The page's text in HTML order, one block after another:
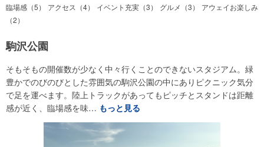
臨場感（5） アクセス（4） イベント充実（3） グルメ（3）
アウェイお楽しみ
（2）
駒沢公園
そもそもの開催数が少なく中々行くことのできないスタジアム。緑
豊かでのびのびとした雰囲気の駒沢公園の中にありピクニック気分
で足を運べます。陸上トラックがあってもピッチとスタンドは距離
感が近く、臨場感を味… もっと見る